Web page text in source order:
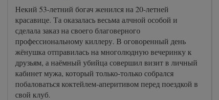
Некий 53-летний богач женился на 20-летней
красавице. Та оказалась весьма алчной особой и
сделала заказ на своего благоверного
профессиональному киллеру. В оговоренный день
жёнушка отправилась на многолюдную вечеринку к
друзьям, а наёмный убийца совершил визит в личный
кабинет мужа, который только-только собрался
побаловаться коктейлем-аперитивом перед поездкой в
свой клуб.